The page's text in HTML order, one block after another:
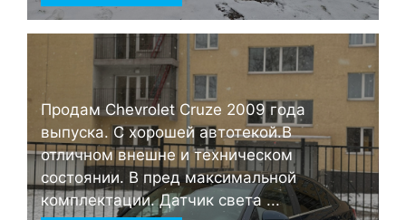
Продам Chevrolet Cruze 2009 года
выпуска. С хорошей автотекой.В
отличном внешне и техническом
состоянии. В пред максимальной
комплектации. Датчик света ...